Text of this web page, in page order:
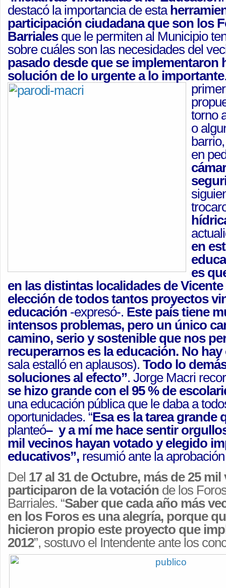
destacó la importancia de esta
participación ciudadana que son los
Barrialesque le permiten al Municipio
sobre cuáles son las necesidades del
pasado desde que se implementaron
solución de lo urgente a lo importante
torno
o
en
en
es
en las distintas localidades de
elección de todos tantos proyectos
educación -expresó-. Este país tiene
intensos problemas, pero un único
camino, serio y sostenible que nos
recuperarnos es la educación. No
sala estalló en aplausos). Todo lo
soluciones al efecto”. Jorge Macri
se hizo grande con el 95 % de
una educación pública que le daba a
oportunidades. “Esa es la tarea grande
planteó– y a mí me hace sentir
mil vecinos hayan votado y elegido
educativos”, resumió ante la
Del 17 al 31 de Octubre, más de 25
participaron de la votación de los
Barriales. “Saber que cada año más
en los Foros es una alegría, porque
hicieron propio este proyecto que
2012”, sostuvo el Intendente ante los